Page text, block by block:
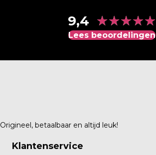
9,4 ★★★★★
Lees beoordelingen
Origineel, betaalbaar en altijd leuk!
Klantenservice